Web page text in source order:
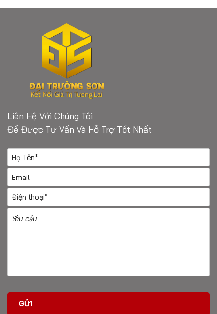
Liên Hệ Với Chúng Tôi
Để Được Tư Vấn Và Hỗ Trợ Tốt Nhất